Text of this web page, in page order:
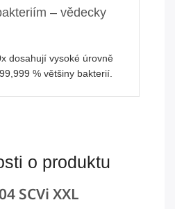
– vědecky
dosahují vysoké úrovně
% většiny bakterií.
o produktu
SCVi XXL